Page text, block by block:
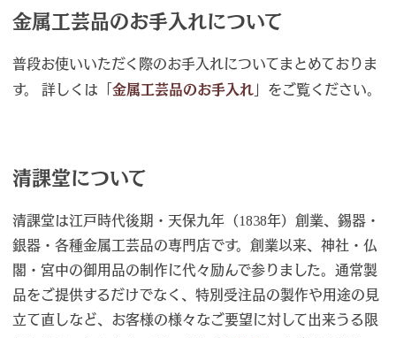
金属工芸品のお手入れについて
普段お使いいただく際のお手入れについてまとめておりま
す。 詳しくは「 金属工芸品のお手入れ 」をご覧ください。
清課堂について
清課堂は江戸時代後期・天保九年（1838年）創業、錫器・
銀器・各種金属工芸品の専門店です。創業以来、神社・仏
閣・宮中の御用品の制作に代々励んで参りました。通常製
品をご提供するだけでなく、特別受注品の製作や用途の見
立て直しなど、お客様の様々なご要望に対して出来うる限